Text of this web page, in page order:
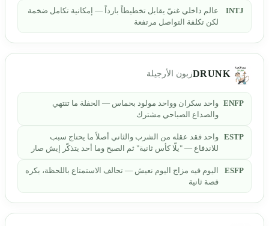
INTJ
عالم داخلي غنيّ يقابل تخطيطاً بارداً — إمكانية تكامل ضخمة
لكن تكلفة التواصل مرتفعة
DRUNKزبون الأرجيلة
ENFP واحد سكران وواحد مولود بحماس — الحفلة ما تنتهي
والصداع الصباحي مشترك
ESTP واحد فقد عقله من الشرب والثاني أصلاً ما يحتاج سبب
للاندفاع — "يلّا كأس ثانية" ثم الصبح وما أحد يتذكّر إيش صار
ESFP
اليوم فيه مزاج اليوم نعيش — تحالف الاستمتاع باللحظة، بكره
قصة ثانية